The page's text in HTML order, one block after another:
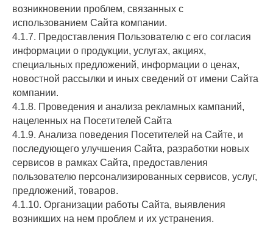
возникновении проблем, связанных с
использованием Сайта компании.
4.1.7. Предоставления Пользователю с его согласия
информации о продукции, услугах, акциях,
специальных предложений, информации о ценах,
новостной рассылки и иных сведений от имени Сайта
компании.
4.1.8. Проведения и анализа рекламных кампаний,
нацеленных на Посетителей Сайта
4.1.9. Анализа поведения Посетителей на Сайте, и
последующего улучшения Сайта, разработки новых
сервисов в рамках Сайта, предоставления
пользователю персонализированных сервисов, услуг,
предложений, товаров.
4.1.10. Организации работы Сайта, выявления
возникших на нем проблем и их устранения.